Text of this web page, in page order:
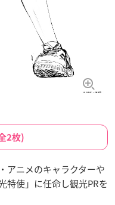
2枚)
アニメのキャラクターや
特使」に任命し観光PRを